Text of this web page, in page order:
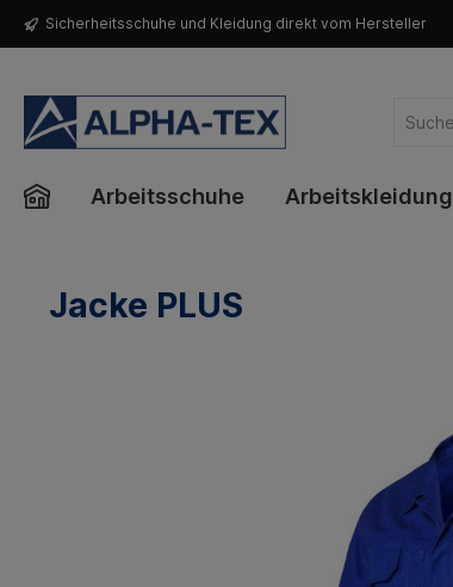
Sicherheitsschuhe und Kleidung direkt vom Hersteller
Arbeitsschuhe Arbeitskleidung
Jacke PLUS